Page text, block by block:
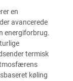
en
avancerede
energiforbrug.
termisk
køling